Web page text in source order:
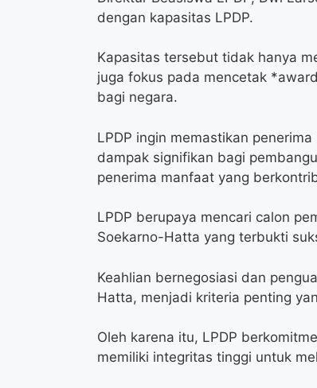
dengan kapasitas LPDP.
Kapasitas tersebut tidak hanya
juga fokus pada mencetak
bagi negara.
LPDP ingin memastikan
dampak signifikan bagi
penerima manfaat yang
LPDP berupaya mencari calon
Soekarno-Hatta yang terbukti
Keahlian bernegosiasi dan
Hatta, menjadi kriteria penting
Oleh karena itu, LPDP
memiliki integritas tinggi untuk